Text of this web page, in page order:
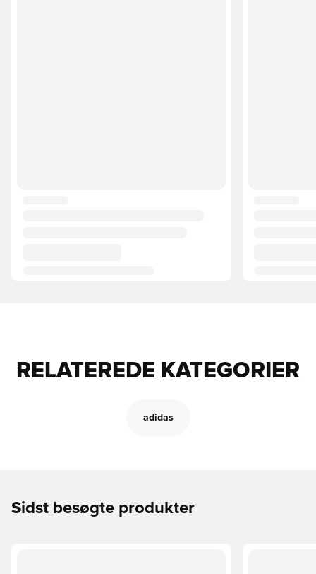
RELATEREDE KATEGORIER
adidas
Sidst besøgte produkter